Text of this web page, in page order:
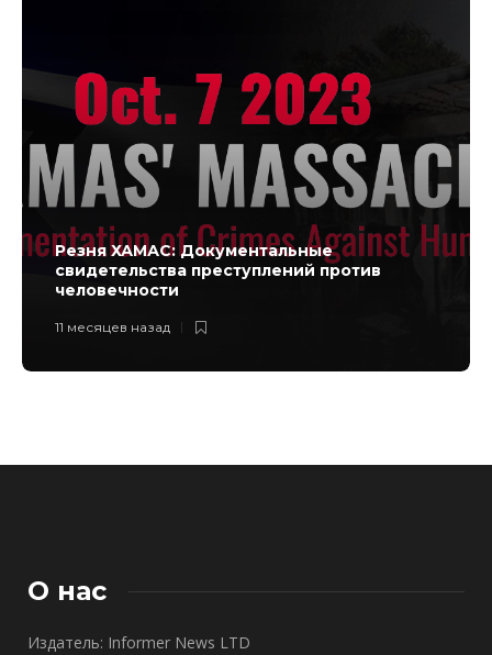
Резня ХАМАС: Документальные
свидетельства преступлений против
человечности
11 месяцев назад
О нас
Издатель: Informer News LTD